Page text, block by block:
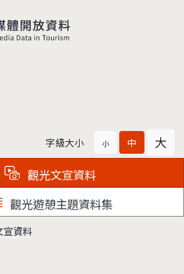
字級大小 小 中 大
觀光文宣資料
觀光遊憩主題資料集
宣資料